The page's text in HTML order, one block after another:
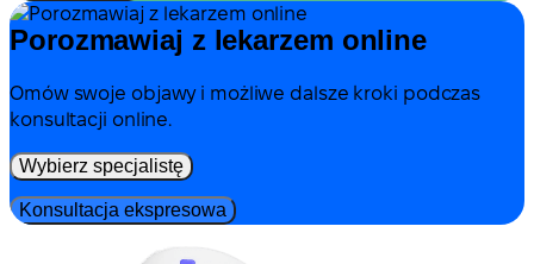
Porozmawiaj z lekarzem online
Omów swoje objawy i możliwe dalsze kroki podczas
konsultacji online.
Wybierz specjalistę
Konsultacja ekspresowa